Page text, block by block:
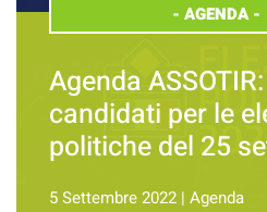
- AGENDA-
Agenda
candidati per le
politiche del 25
5 Settembre 2022 | Agenda